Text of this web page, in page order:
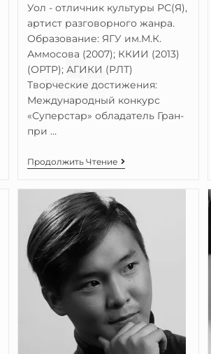
Уол - отличник культуры РС(Я),
артист разговорного жанра.
Образование: ЯГУ им.М.К.
Аммосова (2007); ККИИ (2013)
(ОРТР); АГИКИ (РЛТ)
Творческие достижения:
Международный конкурс
«Суперстар» обладатель Гран-
при …
Продолжить Чтение